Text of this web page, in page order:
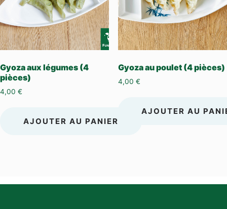
Gyoza aux légumes (4
pièces)
4,00 €
AJOUTER AU PANIER
Gyoza au poulet (4 pièces)
4,00 €
AJOUTER AU